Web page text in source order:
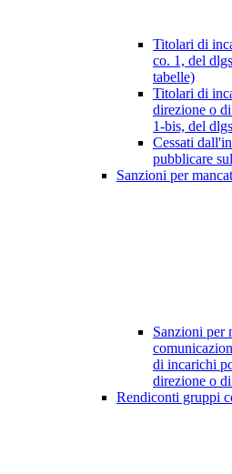
Titolari di
co. 1, del
tabelle)
Titolari di
direzione o
1-bis, del
Cessati
pubblicare
Sanzioni per
Sanzioni per
di incarichi
direzione o
Rendiconti gruppi